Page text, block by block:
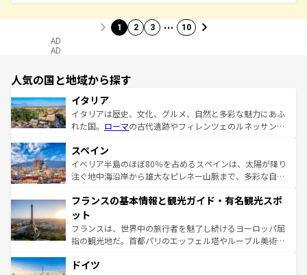
1 2 3 … 10
AD
AD
人気の国と地域から探す
イタリア
イタリアは歴史、文化、グルメ、自然と多彩な魅力にあふ
れた国。 ローマの古代遺跡やフィレンツェのルネッサンス
ろん、トスカーナの美しい田園風景やアマルフィ海岸の絶
景など、自然景観も見逃せない。観光の合間には、本場の
ピザやパスタなど、絶品のイタリア料理を堪能することも
ませてくれるイタリアで、忘れられない旅をしてみよう！
なお、新着のイタリア情報は
しい。
スペイン
イベリア半島のほぼ80％を占めるスペインは、太陽が降り
注ぐ地中海沿岸から雄大なピレネー山脈まで、多彩な自然
文化が根付くこの国では、情熱的なフラメンコ、熱気あふ
れる闘牛、そして美味しいタパスが生活の一部となってい
る。首都マドリードの洗練された雰囲気や、バルセロナの
アートに溢れた街角から、地方では古代ローマ遺跡や中世
せる。地方によって風土や気候が異なるスペインはその個
フランスの基本情報と観光ガイド・有名観光スポ
ット
フランスは、世界中の旅行者を魅了し続けるヨーロッパ屈
指の観光地だ。首都パリのエッフェル塔やルーブル美術館
で、幅広い魅力が詰まっている。華麗な宮殿、歴史的な大
ドイツ